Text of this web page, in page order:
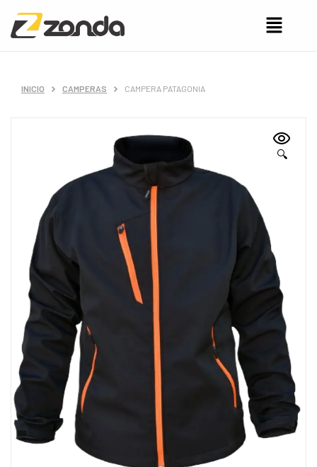
INICIO CAMPERAS CAMPERA PATAGONIA
🔍